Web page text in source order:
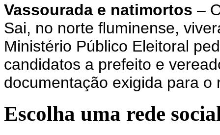
Vassourada e natimortos –
Sai, no norte fluminense,
Ministério Público Eleitoral
candidatos a prefeito e
documentação exigida para
Escolha uma rede